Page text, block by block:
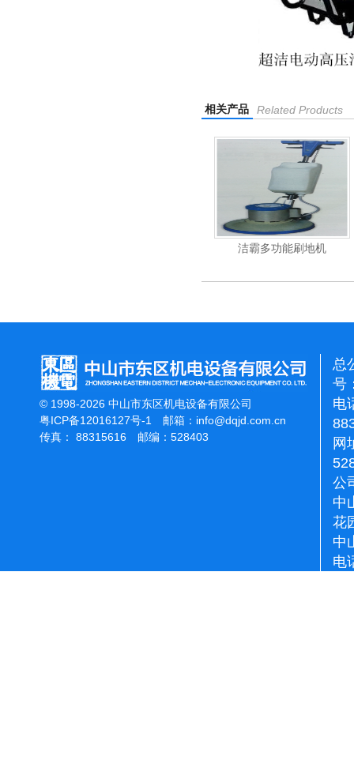
相关产品 Related Products
洁霸多功能刷地机
© 1998-2026 中山市东区机电设备有限公司
粤ICP备12016127号-1
邮箱： info@dqjd.com.cn
传真： 88315616 邮编：528403
总
号
电
网
公
中
花
中
电